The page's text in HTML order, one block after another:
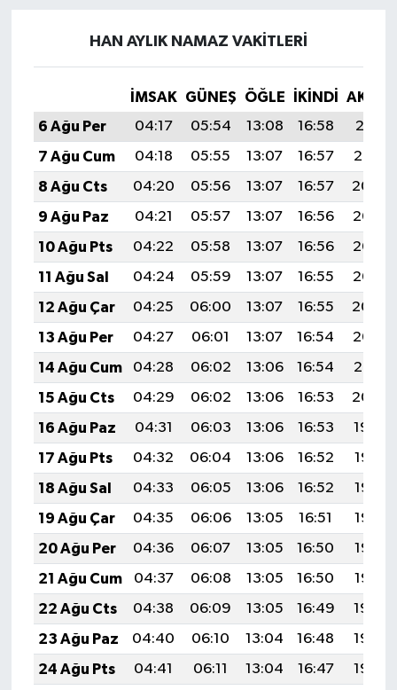
HAN AYLIK NAMAZ VAKITLERI
İMSAK GÜNEŞ ÖĞLE İKINDI
6 Ağu Per
04:17 05:54 13:08 16:58
20:11
7 Ağu Cum
04:18 05:55 13:07 16:57
20:10
8 Ağu Cts
04:20 05:56 13:07 16:57
20:09
9 Ağu Paz
04:21 05:57 13:07 16:56
20:07
10 Ağu Pts
04:22 05:58 13:07 16:56
20:06
11 Ağu Sal
04:24 05:59 13:07 16:55
20:05
12 Ağu Çar
04:25 06:00 13:07 16:55
20:04
13 Ağu Per
04:27 06:01 13:07 16:54
20:03
14 Ağu Cum
04:28 06:02 13:06 16:54
20:01
15 Ağu Cts
04:29 06:02 13:06 16:53
20:00
16 Ağu Paz
04:31 06:03 13:06 16:53
19:59
17 Ağu Pts
04:32 06:04 13:06 16:52
19:57
18 Ağu Sal
04:33 06:05 13:06 16:52
19:56
19 Ağu Çar
04:35 06:06 13:05 16:51
19:55
20 Ağu Per
04:36 06:07 13:05 16:50
19:53
21 Ağu Cum
04:37 06:08 13:05 16:50
19:52
22 Ağu Cts
04:38 06:09 13:05 16:49
19:50
23 Ağu Paz
04:40 06:10 13:04 16:48
19:49
24 Ağu Pts
04:41 06:11 13:04 16:47
19:48